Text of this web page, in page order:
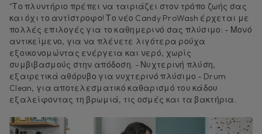
"Το πλυντήριο πρέπει να ταιριάζει στον τρόπο ζωής σας
και όχι το αντίστροφο! Το νέο Candy ProWash έρχεται με
πολλές επιλογές για το καθημερινό σας πλύσιμο: - Μονό
αντικείμενο, για να πλένετε λιγότερα ρούχα
εξοικονομώντας ενέργεια και νερό, χωρίς
συμβιβασμούς στην απόδοση. - Νυχτερινή πλύση,
εξαιρετικά αθόρυβο για νυχτερινό πλύσιμο - Drum
Clean, για αποτελεσματικό καθαρισμό του κάδου
εξαλείφοντας τη βρωμιά, τις οσμές και τα βακτήρια.